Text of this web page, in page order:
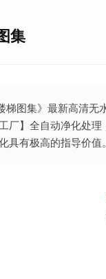
集
梯图集》最新高清无
厂】全自动净化处
具有极高的指导价值。